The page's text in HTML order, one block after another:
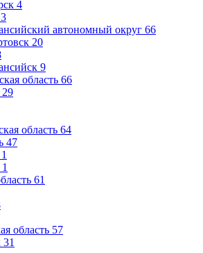
4
3
автономный округ 66
20
9
область 66
29
область 64
47
1
1
61
область 57
31